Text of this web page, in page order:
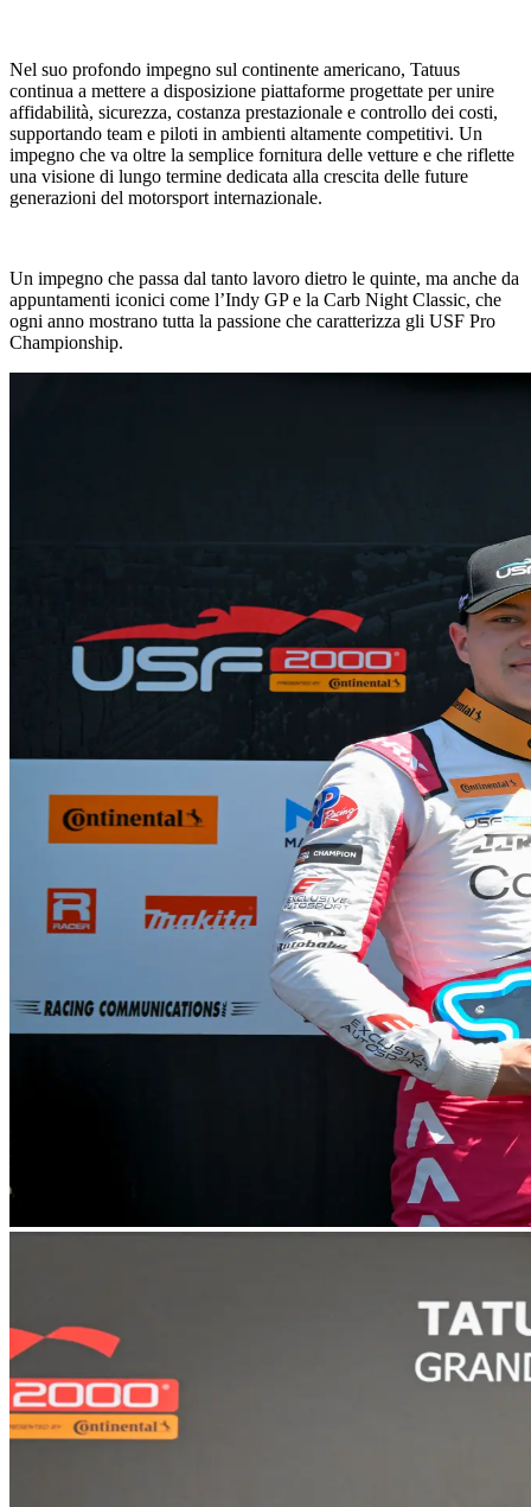
Nel suo profondo impegno sul continente americano, Tatuus
continua a mettere a disposizione piattaforme progettate per unire
affidabilità, sicurezza, costanza prestazionale e controllo dei costi,
supportando team e piloti in ambienti altamente competitivi. Un
impegno che va oltre la semplice fornitura delle vetture e che riflette
una visione di lungo termine dedicata alla crescita delle future
generazioni del motorsport internazionale.
Un impegno che passa dal tanto lavoro dietro le quinte, ma anche da
appuntamenti iconici come l’Indy GP e la Carb Night Classic, che
ogni anno mostrano tutta la passione che caratterizza gli USF Pro
Championship.